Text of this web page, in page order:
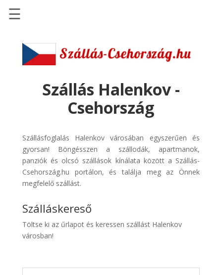
Szállások
Szállásinfo.eu
pénzvisszatérítéssel
Discover
Cars
Transzfer
Kiwi
Taxi
☰
Szállás Halenkov -
Csehország
Szállásfoglalás Halenkov városában egyszerűen és
gyorsan! Böngésszen a szállodák, apartmanok,
panziók és olcsó szállások kínálata között a Szállás-
Csehország.hu portálon, és találja meg az Önnek
megfelelő szállást.
Szálláskereső
Töltse ki az űrlapot és keressen szállást Halenkov
városban!